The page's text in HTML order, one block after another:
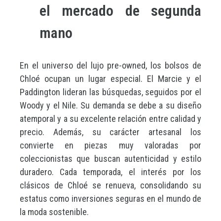
el mercado de segunda
mano
En el universo del lujo pre-owned, los bolsos de
Chloé ocupan un lugar especial. El Marcie y el
Paddington lideran las búsquedas, seguidos por el
Woody y el Nile. Su demanda se debe a su diseño
atemporal y a su excelente relación entre calidad y
precio. Además, su carácter artesanal los
convierte en piezas muy valoradas por
coleccionistas que buscan autenticidad y estilo
duradero. Cada temporada, el interés por los
clásicos de Chloé se renueva, consolidando su
estatus como inversiones seguras en el mundo de
la moda sostenible.